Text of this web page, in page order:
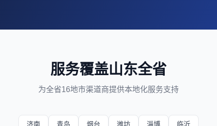
服务覆盖山东全省
为全省16地市渠道商提供本地化服务支持
济南 青岛 烟台 潍坊 淄博 临沂